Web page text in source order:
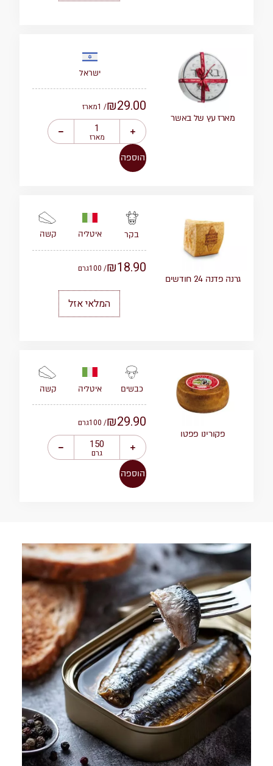
מארז עץ של באשר
ישראל
₪29.00
/ 1 מארז
מארז
הוספה
גרנה פדנה 24 חודשים
בקר איטליה קשה
₪18.90
/ 100 גרם
המלאי אזל
פקורינו פפטו
כבשים איטליה קשה
₪29.90
/ 100 גרם
גרם
הוספה